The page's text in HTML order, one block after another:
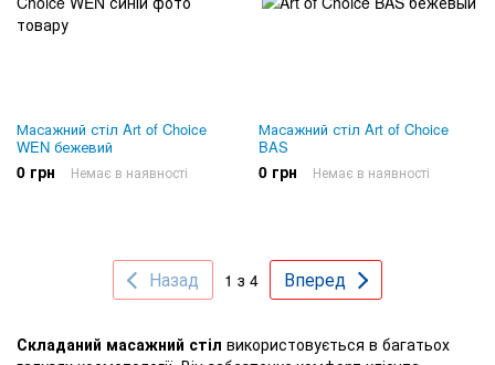
Масажний стіл Art of Choice
WEN бежевий
0 грн Немає в наявності
Масажний стіл Art of Choice
BAS
0 грн Немає в наявності
Назад 1 з 4 Вперед
Складаний масажний стіл використовується в багатьох